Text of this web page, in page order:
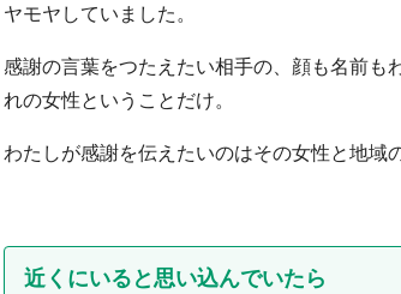
ヤモヤしていました。
感謝の言葉をつたえたい相手の、顔も名前も
れの女性ということだけ。
わたしが感謝を伝えたいのはその女性と地域
近くにいると思い込んでいたら